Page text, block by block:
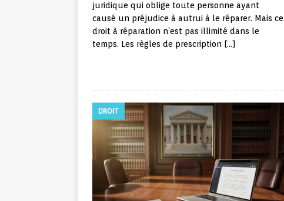
juridique qui oblige toute personne ayant
causé un préjudice à autrui à le réparer. Mais ce
droit à réparation n’est pas illimité dans le
temps. Les règles de prescription […]
DROIT